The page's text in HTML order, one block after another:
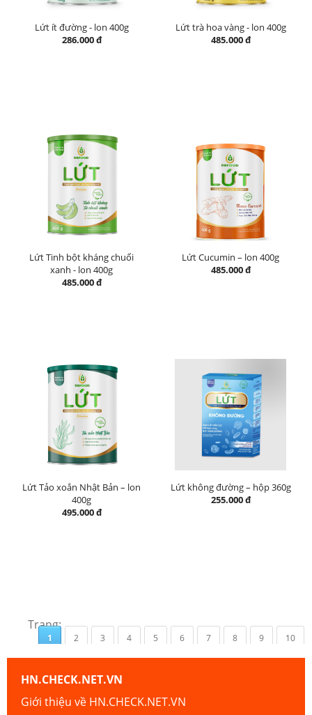
Lứt ít đường - lon 400g
286.000 đ
Lứt trà hoa vàng - lon 400g
485.000 đ
Lứt Tinh bột kháng chuối
xanh - lon 400g
485.000 đ
Lứt Cucumin – lon 400g
485.000 đ
Lứt Tảo xoắn Nhật Bản – lon
400g
495.000 đ
Lứt không đường – hộp 360g
255.000 đ
Trang:
1 2 3 4 5 6 7 8 9 10
HN.CHECK.NET.VN
Giới thiệu về HN.CHECK.NET.VN